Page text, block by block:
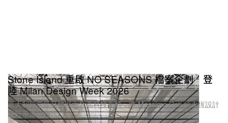
Stone Island 重啟 NO SEASONS 檔案企劃 登
陸 Milan Design Week 2026
意大利殿堂級品牌以六款高科技布料，將 Massimo Osti 的永恆設計
視野帶進新時代。